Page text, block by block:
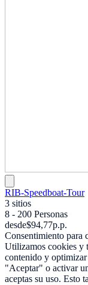
RIB-Speedboat-Tour
3 sitios
8 - 200 Personas
desde$94,77p.p.
Consentimiento para
Utilizamos cookies y
contenido y
"Aceptar" o activar
aceptas su uso. Esto